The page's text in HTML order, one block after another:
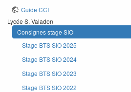
Guide CCI
Lycée S. Valadon
Consignes stage SIO
Stage BTS SIO 2025
Stage BTS SIO 2024
Stage BTS SIO 2023
Stage BTS SIO 2022